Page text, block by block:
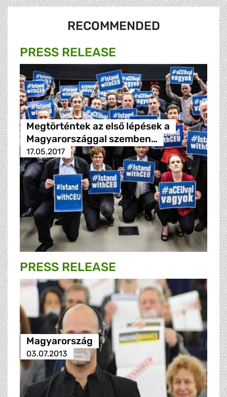
RECOMMENDED
PRESS RELEASE
Megtörténtek az első lépések a
Magyarországgal szemben…
17.05.2017
PRESS RELEASE
Magyarország
03.07.2013